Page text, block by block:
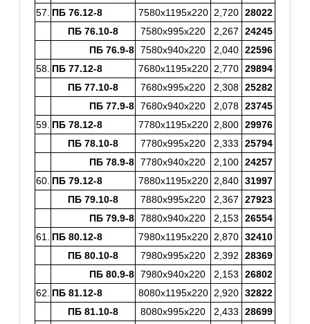
57. ПБ 76.12-8 7580х1195х220 2,720 28022
ПБ 76.10-8
7580х995х220 2,267
24245
ПБ 76.9-8 7580х940х220 2,040 22596
58. ПБ 77.12-8 7680х1195х220 2,770 29894
ПБ 77.10-8
7680х995х220 2,308 25282
ПБ 77.9-8 7680х940х220 2,078 23745
59. ПБ 78.12-8 7780х1195х220 2,800 29976
ПБ 78.10-8
7780х995х220 2,333
25794
ПБ 78.9-8 7780х940х220 2,100 24257
60. ПБ 79.12-8 7880х1195х220 2,840 31997
ПБ 79.10-8
7880х995х220 2,367
27923
ПБ 79.9-8 7880х940х220 2,153
26554
61.
ПБ 80.12-8 7980х1195х220 2,870 32410
ПБ 80.10-8
7980х995х220 2,392
28369
ПБ 80.9-8 7980х940х220 2,153
26802
62. ПБ 81.12-8 8080х1195х220 2,920 32822
ПБ 81.10-8
8080х995х220 2,433
28699